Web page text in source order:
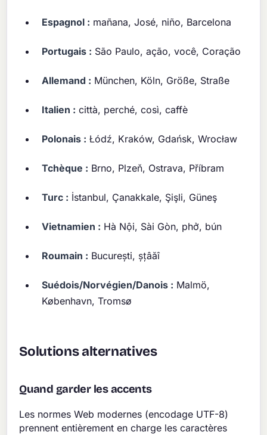
Espagnol : mañana, José, niño, Barcelona
Portugais : São Paulo, ação, você, Coração
Allemand : München, Köln, Größe, Straße
Italien : città, perché, così, caffè
Polonais : Łódź, Kraków, Gdańsk, Wrocław
Tchèque : Brno, Plzeň, Ostrava, Příbram
Turc : İstanbul, Çanakkale, Şişli, Güneş
Vietnamien : Hà Nội, Sài Gòn, phở, bún
Roumain : București, șțâăî
Suédois/Norvégien/Danois : Malmö,
København, Tromsø
Solutions alternatives
Quand garder les accents
Les normes Web modernes (encodage UTF-8)
prennent entièrement en charge les caractères